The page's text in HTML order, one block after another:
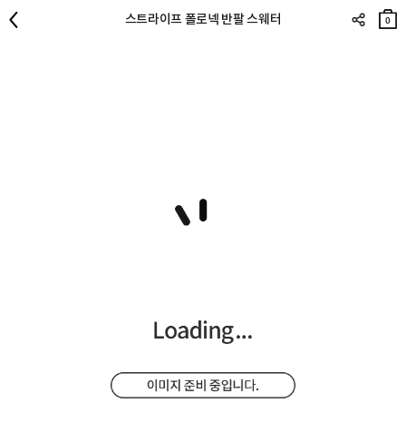
스트라이프 폴로넥 반팔 스웨터
장바
구니
0